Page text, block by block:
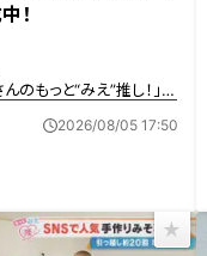
！
んのもっと“みえ”推し！」動
2026/08/05 17:50